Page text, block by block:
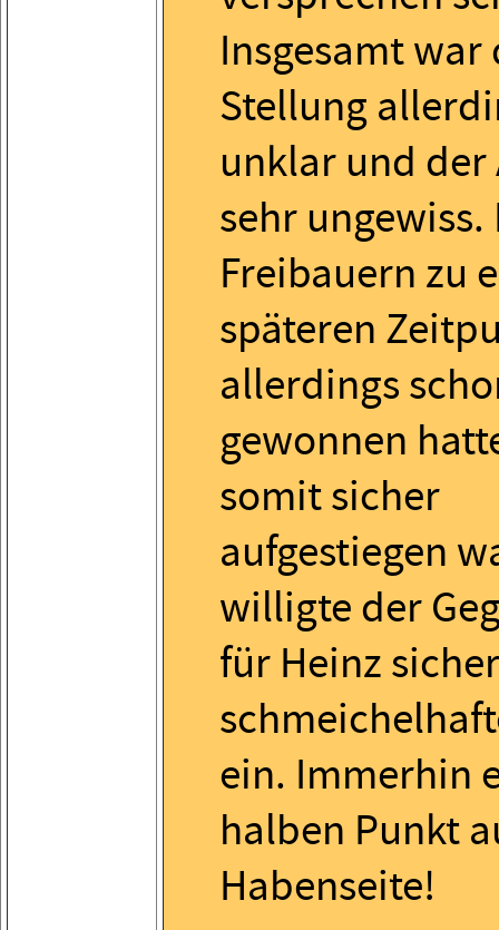
Insgesamt war
Stellung
unklar und der
sehr ungewiss.
Freibauern zu
späteren
allerdings
gewonnen
somit sicher
aufgestiegen
willigte der
für Heinz
ein. Immerhin
halben Punkt
Habenseite!